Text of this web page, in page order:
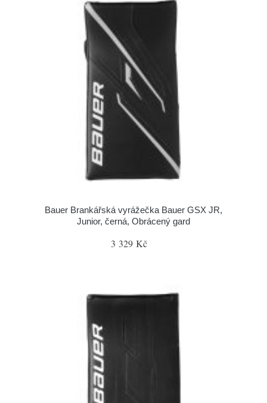
Bauer Brankářská vyrážečka Bauer GSX JR,
Junior, černá, Obrácený gard
3 329 Kč